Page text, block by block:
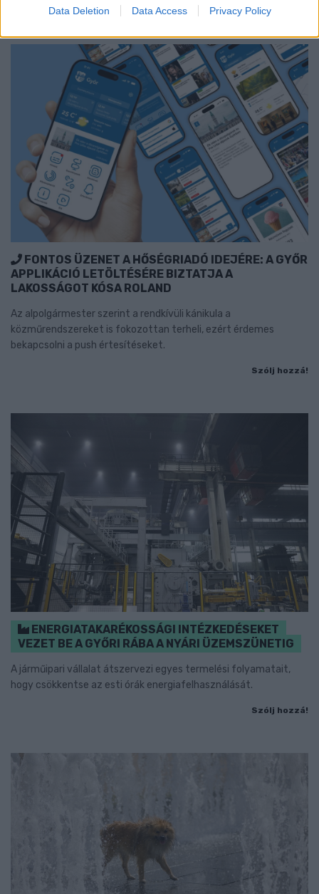
Data Deletion Data Access Privacy Policy
FONTOS ÜZENET A HŐSÉGRIADÓ IDEJÉRE: A GYŐR
APPLIKÁCIÓ LETÖLTÉSÉRE BIZTATJA A
LAKOSSÁGOT KÓSA ROLAND
Az alpolgármester szerint a rendkívüli kánikula a
közműrendszereket is fokozottan terheli, ezért érdemes
bekapcsolni a push értesítéseket.
Szólj hozzá!
ENERGIATAKARÉKOSSÁGI INTÉZKEDÉSEKET
VEZET BE A GYŐRI RÁBA A NYÁRI ÜZEMSZÜNETIG
A járműipari vállalat átszervezi egyes termelési folyamatait,
hogy csökkentse az esti órák energiafelhasználását.
Szólj hozzá!